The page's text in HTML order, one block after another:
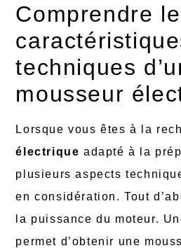
Comprendre
techniques
mousseur
Lorsque vous êtes à la
électrique adapté à la
plusieurs aspects
en considération. Tout
la puissance du moteur.
permet d’obtenir une